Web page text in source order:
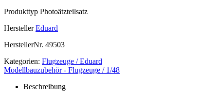
Produkttyp Photoätzteilsatz
Hersteller Eduard
HerstellerNr. 49503
Kategorien: Flugzeuge / Eduard
Modellbauzubehör - Flugzeuge / 1/48
Beschreibung